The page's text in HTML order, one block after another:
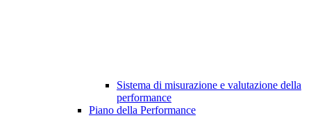
Sistema di misurazione e valutazione della
performance
Piano della Performance